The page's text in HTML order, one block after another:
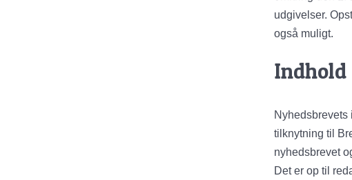
udgivelser.
også muligt.
Indhold
Nyhedsbrevets
tilknytning til
nyhedsbrevet
Det er op til